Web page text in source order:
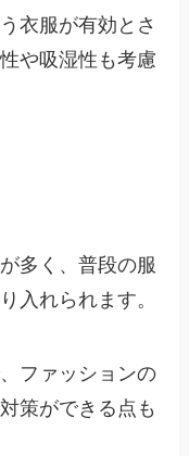
衣服が有効とさ
や吸湿性も考慮
多く、普段の服
入れられます。
ファッションの
策ができる点も